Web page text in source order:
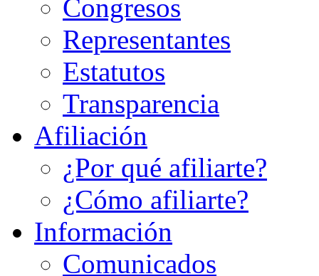
Congresos
Representantes
Estatutos
Transparencia
Afiliación
¿Por qué afiliarte?
¿Cómo afiliarte?
Información
Comunicados